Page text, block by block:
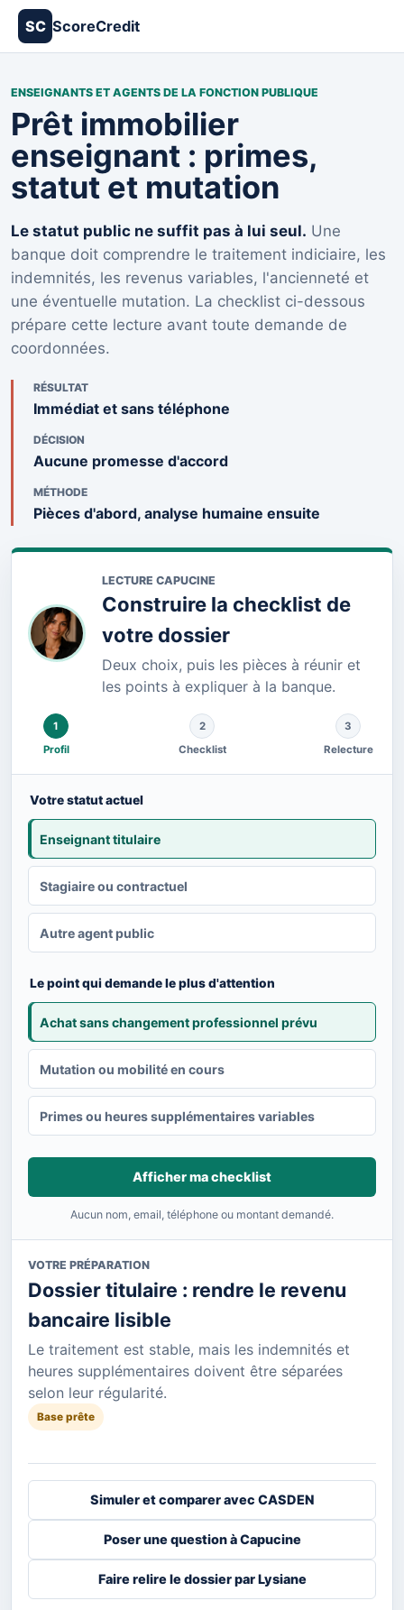
SC ScoreCredit
ENSEIGNANTS ET AGENTS DE LA FONCTION PUBLIQUE
Prêt immobilier
enseignant : primes,
statut et mutation
Le statut public ne suffit pas à lui seul. Une
banque doit comprendre le traitement indiciaire, les
indemnités, les revenus variables, l'ancienneté et
une éventuelle mutation. La checklist ci-dessous
prépare cette lecture avant toute demande de
coordonnées.
RÉSULTAT
Immédiat et sans téléphone
DÉCISION
Aucune promesse d'accord
MÉTHODE
Pièces d'abord, analyse humaine ensuite
LECTURE CAPUCINE
Construire la checklist de
votre dossier
Deux choix, puis les pièces à réunir et
les points à expliquer à la banque.
1
Profil
2
Checklist
3
Relecture
Votre statut actuel
Enseignant titulaire
Stagiaire ou contractuel
Autre agent public
Le point qui demande le plus d'attention
Achat sans changement professionnel prévu
Mutation ou mobilité en cours
Primes ou heures supplémentaires variables
Afficher ma checklist
Aucun nom, email, téléphone ou montant demandé.
VOTRE PRÉPARATION
Dossier titulaire : rendre le revenu
bancaire lisible
Le traitement est stable, mais les indemnités et
heures supplémentaires doivent être séparées
selon leur régularité.
Base prête
Simuler et comparer avec CASDEN
Poser une question à Capucine
Faire relire le dossier par Lysiane